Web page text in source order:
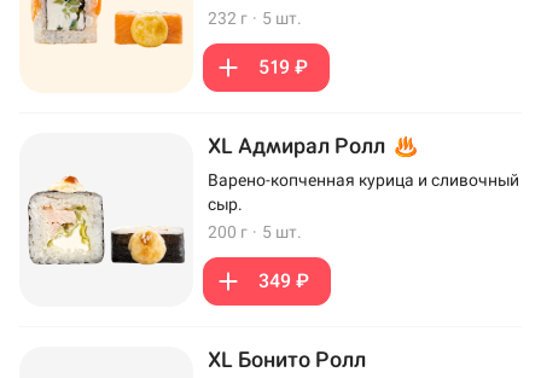
232 г · 5 шт.
519 ₽
XL Адмирал Ролл
Варено-копченная курица и сливочный
сыр.
200 г · 5 шт.
349 ₽
XL Бонито Ролл